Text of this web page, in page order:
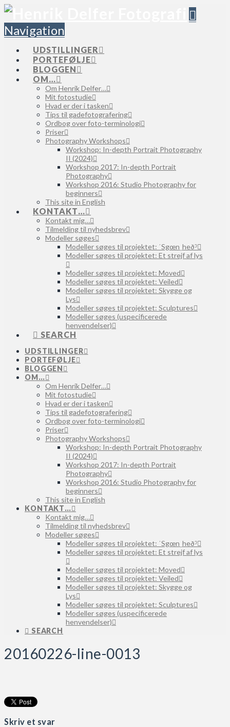
Navigation
UDSTILLINGER
PORTEFØLJE
BLOGGEN
OM…
Om Henrik Delfer…
Mit fotostudie
Hvad er der i tasken
Tips til gadefotografering
Ordbog over foto-terminologi
Priser
Photography Workshops
Workshop: In-depth Portrait Photography
II (2024)
Workshop 2017: In-depth Portrait
Photography
Workshop 2016: Studio Photography for
beginners
This site in English
KONTAKT…
Kontakt mig…
Tilmelding til nyhedsbrev
Modeller søges
Modeller søges til projektet: ˈSgœnˌheðˀ
Modeller søges til projektet: Et strejf af lys
Modeller søges til projektet: Moved
Modeller søges til projektet: Veiled
Modeller søges til projektet: Skygge og
Lys
Modeller søges til projektet: Sculptures
Modeller søges (uspecificerede
henvendelser)
SEARCH
UDSTILLINGER
PORTEFØLJE
BLOGGEN
OM…
Om Henrik Delfer…
Mit fotostudie
Hvad er der i tasken
Tips til gadefotografering
Ordbog over foto-terminologi
Priser
Photography Workshops
Workshop: In-depth Portrait Photography
II (2024)
Workshop 2017: In-depth Portrait
Photography
Workshop 2016: Studio Photography for
beginners
This site in English
KONTAKT…
Kontakt mig…
Tilmelding til nyhedsbrev
Modeller søges
Modeller søges til projektet: ˈSgœnˌheðˀ
Modeller søges til projektet: Et strejf af lys
Modeller søges til projektet: Moved
Modeller søges til projektet: Veiled
Modeller søges til projektet: Skygge og
Lys
Modeller søges til projektet: Sculptures
Modeller søges (uspecificerede
henvendelser)
SEARCH
20160226-line-0013
Skriv et svar